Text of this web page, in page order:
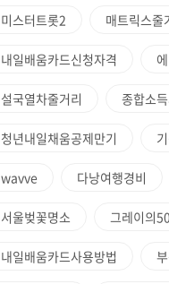
미스터트롯2 매트릭스줄
내일배움카드신청자격
설국열차줄거리 종합소
청년내일채움공제만기
wavve 다낭여행경비
서울벚꽃명소 그레이의
내일배움카드사용방법